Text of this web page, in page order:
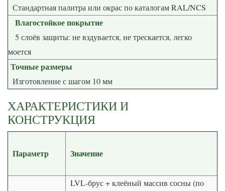
Стандартная палитра или окрас по каталогам RAL/NCS
Влагостойкое покрытие
5 слоёв защиты: не вздувается, не трескается, легко
моется
Точные размеры
Изготовление с шагом 10 мм
ХАРАКТЕРИСТИКИ И
КОНСТРУКЦИЯ
Параметр Значение
LVL-брус + клеёный массив сосны (по